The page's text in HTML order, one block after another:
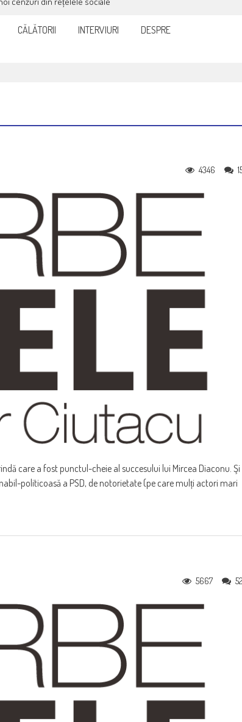
CĂLĂTORII INTERVIURI DESPRE
4346
care a fost punctul-cheie al succesului lui Mircea Diaconu. Şi
politicoasă a PSD, de notorietate (pe care mulți actori mari
5667